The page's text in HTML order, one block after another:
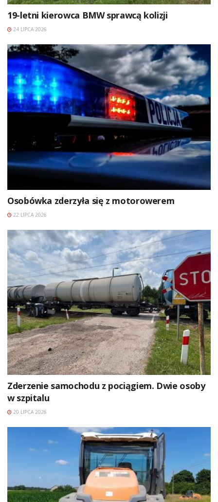
19-letni kierowca BMW sprawcą kolizji
24 LIPCA 2026
Osobówka zderzyła się z motorowerem
22 LIPCA 2026
Zderzenie samochodu z pociągiem. Dwie osoby
w szpitalu
20 LIPCA 2026